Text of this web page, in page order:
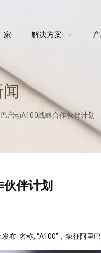
家 解决方案
启动A100战略合作伙伴计划
伴计划
布. 名称, “A100”，象征阿